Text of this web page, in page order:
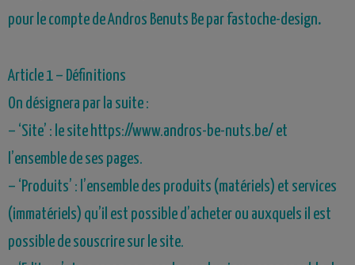
pour le compte de Andros Benuts Be par fastoche-design.
Article 1 – Définitions
On désignera par la suite :
– ‘Site’ : le site https://www.andros-be-nuts.be/ et
l’ensemble de ses pages.
– ‘Produits’ : l’ensemble des produits (matériels) et services
(immatériels) qu’il est possible d’acheter ou auxquels il est
possible de souscrire sur le site.